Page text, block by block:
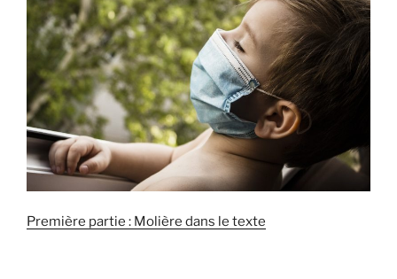
Molière
(3/3) »
Première partie : Molière dans le texte